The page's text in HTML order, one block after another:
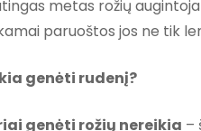
metas rožių
paruoštos jos ne tik
genėti rudenį?
genėti rožių nereikia –